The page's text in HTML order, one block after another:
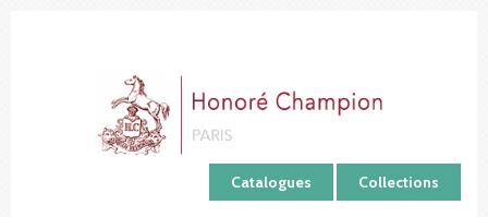
Catalogues Collections